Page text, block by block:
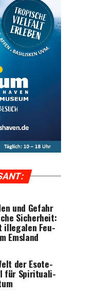
und Gefahr
Sicher­heit:
ille­ga­len Feu­
Emsland
der Eso­te­
für Spi­ri­tua­li­